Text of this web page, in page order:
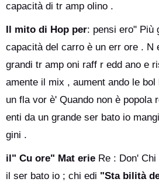
capacità di tr amp olino .
Il mito di Hop per: pensi ero" Più
capacità del carro è un err ore . N
grandi tr amp oni raff r edd ano e
amente il mix , aument ando le
un fla vor è' Quando non è popola
enti da un grande ser bato io
gini .
il" Cu ore" Mat erie Re : Don'
il ser bato io ; chi edi "Sta bilità